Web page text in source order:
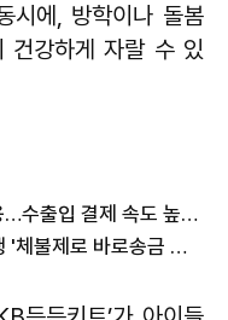
시에, 방학이나 돌봄
건강하게 자랄 수 있
국민은행, JP모건 블록체인망 활용…수출입 결제 속도 높인다
근로자 임금체불 막는다…국민은행 '체불제로 바로송금 서비스' 출시